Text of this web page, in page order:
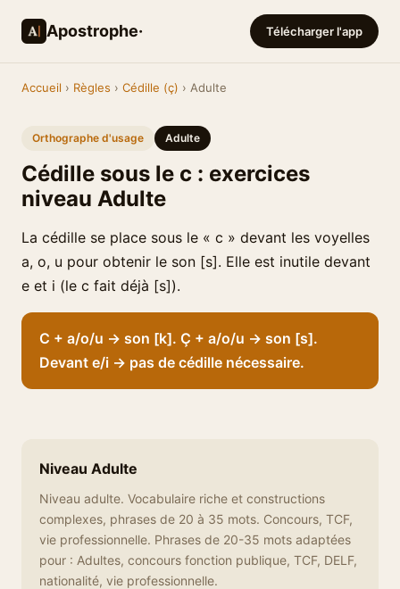
Apostrophe· Télécharger l'app
Accueil › Règles › Cédille (ç) › Adulte
Orthographe d'usage Adulte
Cédille sous le c : exercices
niveau Adulte
La cédille se place sous le « c » devant les voyelles
a, o, u pour obtenir le son [s]. Elle est inutile devant
e et i (le c fait déjà [s]).
C + a/o/u → son [k]. Ç + a/o/u → son [s].
Devant e/i → pas de cédille nécessaire.
Niveau Adulte
Niveau adulte. Vocabulaire riche et constructions
complexes, phrases de 20 à 35 mots. Concours, TCF,
vie professionnelle. Phrases de 20-35 mots adaptées
pour : Adultes, concours fonction publique, TCF, DELF,
nationalité, vie professionnelle.